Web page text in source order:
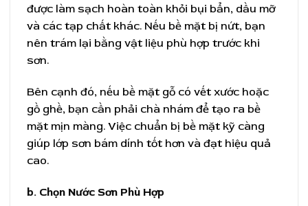
được làm sạch hoàn toàn khỏi bụi bẩn, dầu mỡ
và các tạp chất khác. Nếu bề mặt bị nứt, bạn
nên trám lại bằng vật liệu phù hợp trước khi
sơn.
Bên cạnh đó, nếu bề mặt gỗ có vết xước hoặc
gồ ghề, bạn cần phải chà nhám để tạo ra bề
mặt mịn màng. Việc chuẩn bị bề mặt kỹ càng
giúp lớp sơn bám dính tốt hơn và đạt hiệu quả
cao.
b. Chọn Nước Sơn Phù Hợp